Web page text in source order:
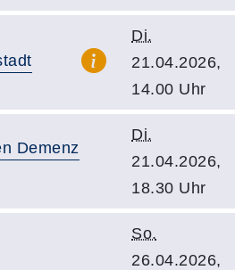
Di.
21.04.2026,
14.00 Uhr
Demenz
Di.
21.04.2026,
18.30 Uhr
So.
26.04.2026,